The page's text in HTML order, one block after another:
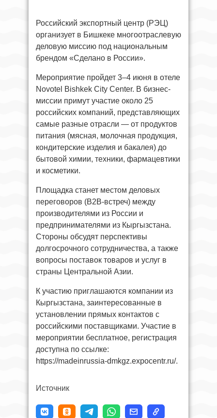
Российский экспортный центр (РЭЦ)
организует в Бишкеке многоотраслевую
деловую миссию под национальным
брендом «Сделано в России».
Мероприятие пройдет 3–4 июня в отеле
Novotel Bishkek City Center. В бизнес-
миссии примут участие около 25
российских компаний, представляющих
самые разные отрасли — от продуктов
питания (мясная, молочная продукция,
кондитерские изделия и бакалея) до
бытовой химии, техники, фармацевтики
и косметики.
Площадка станет местом деловых
переговоров (B2B-встреч) между
производителями из России и
предпринимателями из Кыргызстана.
Стороны обсудят перспективы
долгосрочного сотрудничества, а также
вопросы поставок товаров и услуг в
страны Центральной Азии.
К участию приглашаются компании из
Кыргызстана, заинтересованные в
установлении прямых контактов с
российскими поставщиками. Участие в
мероприятии бесплатное, регистрация
доступна по ссылке:
https://madeinrussia-dmkgz.expocentr.ru/.
Источник